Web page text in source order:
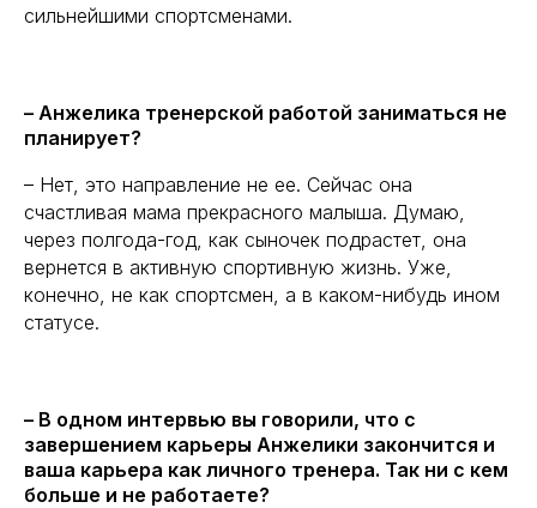
сильнейшими спортсменами.
– Анжелика тренерской работой заниматься не
планирует?
– Нет, это направление не ее. Сейчас она
счастливая мама прекрасного малыша. Думаю,
через полгода-год, как сыночек подрастет, она
вернется в активную спортивную жизнь. Уже,
конечно, не как спортсмен, а в каком-нибудь ином
статусе.
– В одном интервью вы говорили, что с
завершением карьеры Анжелики закончится и
ваша карьера как личного тренера. Так ни с кем
больше и не работаете?